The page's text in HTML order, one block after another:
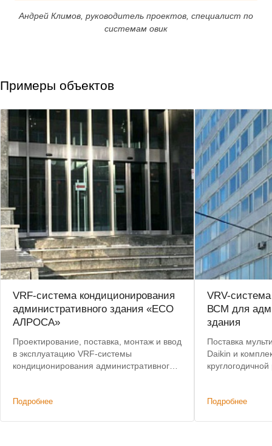
Андрей Климов, руководитель проектов, специалист по
системам овик
Примеры объектов
VRF-система кондиционирования
административного здания «ЕСО
АЛРОСА»
Проектирование, поставка, монтаж и ввод
в эксплуатацию VRF-системы
кондиционирования административного
Подробнее
VRV-
ВСМ для
здания
Поставка
Daikin и
Подробнее